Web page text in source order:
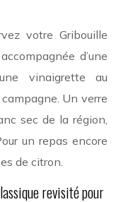
votre Gribouille
d’une
vinaigrette au
Un verre
sec de la région,
un repas encore
de citron.
revisité pour